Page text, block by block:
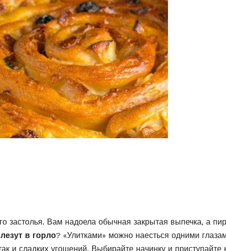
застолья. Вам надоела обычная закрытая выпечка, а
в горло? «Улитками» можно наесться одними
и сладких угощений. Выбирайте начинку и приступайте